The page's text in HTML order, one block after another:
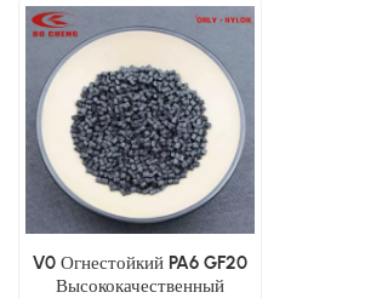
V0 Огнестойкий PA6 GF20
Высококачественный